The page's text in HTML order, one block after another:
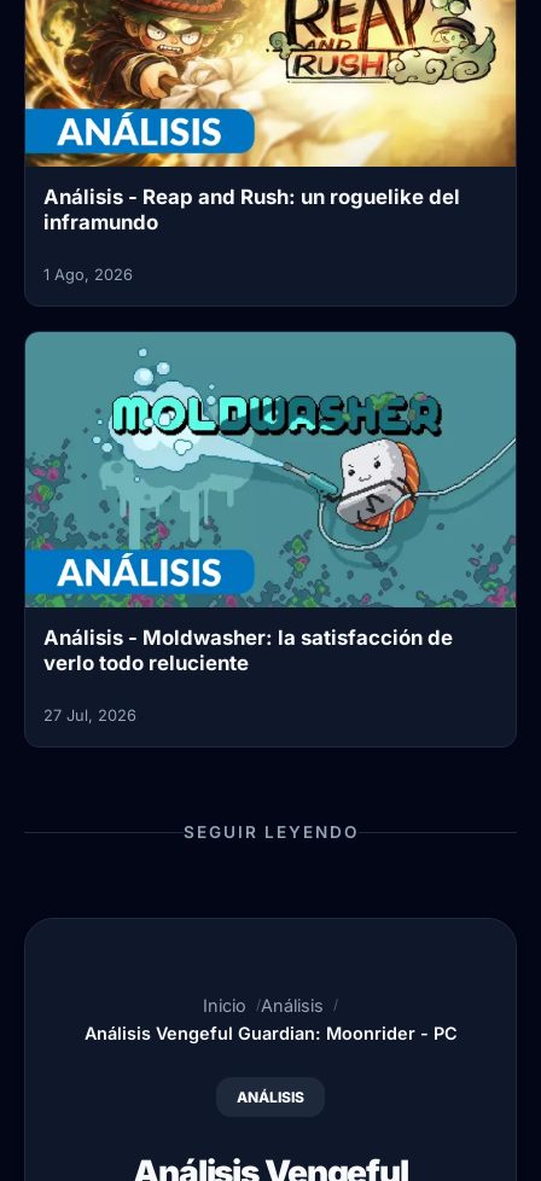
Análisis - Reap and Rush: un roguelike del
inframundo
1 Ago, 2026
Análisis - Moldwasher: la satisfacción de
verlo todo reluciente
27 Jul, 2026
SEGUIR LEYENDO
Inicio
Análisis
Análisis Vengeful Guardian: Moonrider - PC
ANÁLISIS
Análisis Vengeful